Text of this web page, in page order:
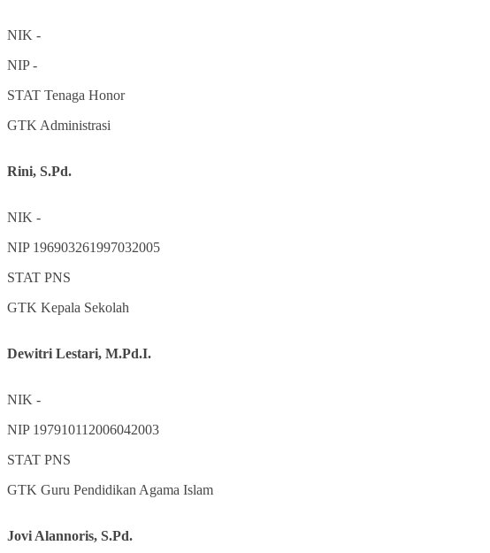
NIK -
NIP-
STAT Tenaga Honor
GTK Administrasi
Rini, S.Pd.
NIK -
NIP 196903261997032005
STAT PNS
GTK Kepala Sekolah
Dewitri Lestari, M.Pd.I.
NIK -
NIP 197910112006042003
STAT PNS
GTK Guru Pendidikan Agama Islam
Jovi Alannoris, S.Pd.